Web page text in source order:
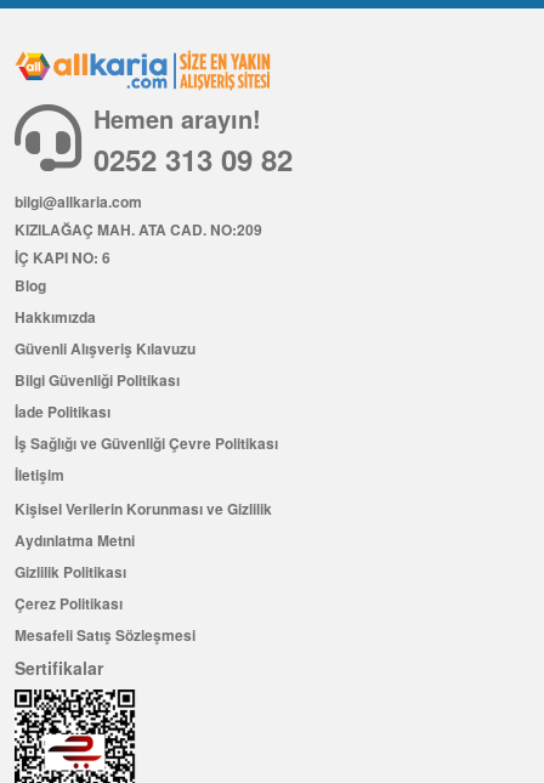
Hemen arayın!
0252 313 09 82
bilgi@allkaria.com
KIZILAĞAÇ MAH. ATA CAD. NO:209
İÇ KAPI NO: 6
Blog
Hakkımızda
Güvenli Alışveriş Kılavuzu
Bilgi Güvenliği Politikası
İade Politikası
İş Sağlığı ve Güvenliği Çevre Politikası
İletişim
Kişisel Verilerin Korunması ve Gizlilik
Aydınlatma Metni
Gizlilik Politikası
Çerez Politikası
Mesafeli Satış Sözleşmesi
Sertifikalar